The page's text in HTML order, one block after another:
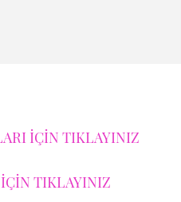
İÇİN TIKLAYINIZ
İÇİN TIKLAYINIZ